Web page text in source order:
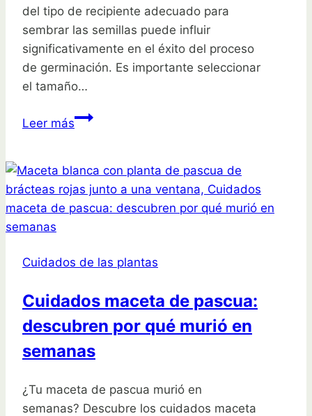
del tipo de recipiente adecuado para
sembrar las semillas puede influir
significativamente en el éxito del proceso
de germinación. Es importante seleccionar
el tamaño…
Leer másGuía
sembrar
semillas
en
recipientes
Cuidados de las plantas
Cuidados maceta de pascua:
descubren por qué murió en
semanas
¿Tu maceta de pascua murió en
semanas? Descubre los cuidados maceta